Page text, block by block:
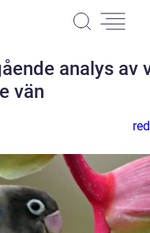
analys av
vän